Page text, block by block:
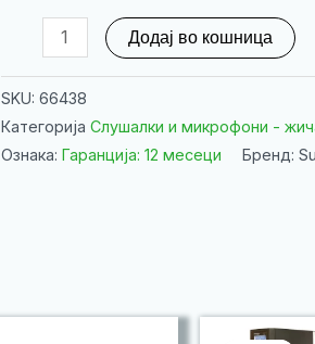
Earbuds
Sudio
Bluetooth
Додај во кошница
SKU: 66438
Категорија Слушалки и микрофони -
Ознака: Гаранција: 12 месеци Бренд: